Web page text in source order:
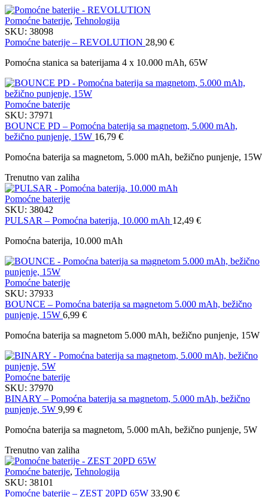
Pomoćne baterije, Tehnologija
SKU: 38098
Pomoćne baterije – REVOLUTION 28,90 €
Pomoćna stanica sa baterijama 4 x 10.000 mAh, 65W
Pomoćne baterije
SKU: 37971
BOUNCE PD – Pomoćna baterija sa magnetom, 5.000 mAh,
bežično punjenje, 15W 16,79 €
Pomoćna baterija sa magnetom, 5.000 mAh, bežično punjenje, 15W
Trenutno van zaliha
Pomoćne baterije
SKU: 38042
PULSAR – Pomoćna baterija, 10.000 mAh 12,49 €
Pomoćna baterija, 10.000 mAh
Pomoćne baterije
SKU: 37933
BOUNCE – Pomoćna baterija sa magnetom 5.000 mAh, bežično
punjenje, 15W 6,99 €
Pomoćna baterija sa magnetom 5.000 mAh, bežično punjenje, 15W
Pomoćne baterije
SKU: 37970
BINARY – Pomoćna baterija sa magnetom, 5.000 mAh, bežično
punjenje, 5W 9,99 €
Pomoćna baterija sa magnetom, 5.000 mAh, bežično punjenje, 5W
Trenutno van zaliha
Pomoćne baterije, Tehnologija
SKU: 38101
Pomoćne baterije – ZEST 20PD 65W 33,90 €